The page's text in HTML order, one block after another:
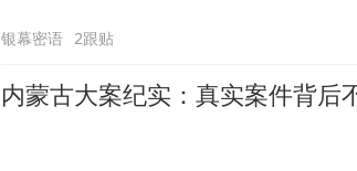
银幕密语 2跟贴
内蒙古大案纪实：真实案件背后